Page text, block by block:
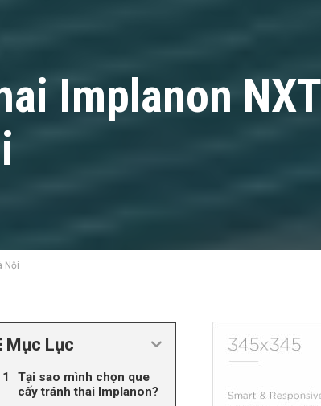
Implanon NXT
Nội
Mục Lục
Tại sao mình chọn que
cấy tránh thai Implanon?